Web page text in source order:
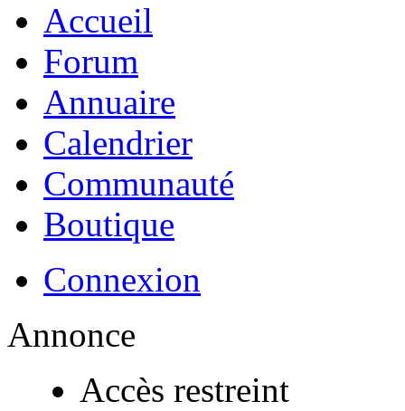
Accueil
Forum
Annuaire
Calendrier
Communauté
Boutique
Connexion
Annonce
Accès restreint